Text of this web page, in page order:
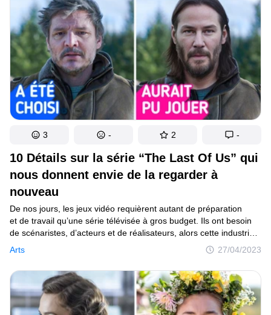
10 Détails sur la série “The Last Of Us” qui
nous donnent envie de la regarder à
nouveau
Arts 27/04/2023
De nos jours, les jeux vidéo requièrent autant de préparation
et de travail qu’une série télévisée à gros budget. Ils ont besoin
de scénaristes, d’acteurs et de réalisateurs, alors cette industrie
pourrait s’apparenter à une forme d’art moderne. Par
conséquent, il ne serait pas surprenant que les jeux vidéo
deviennent une nouvelle source d’inspiration pour les cinéastes.
3 - 2 -